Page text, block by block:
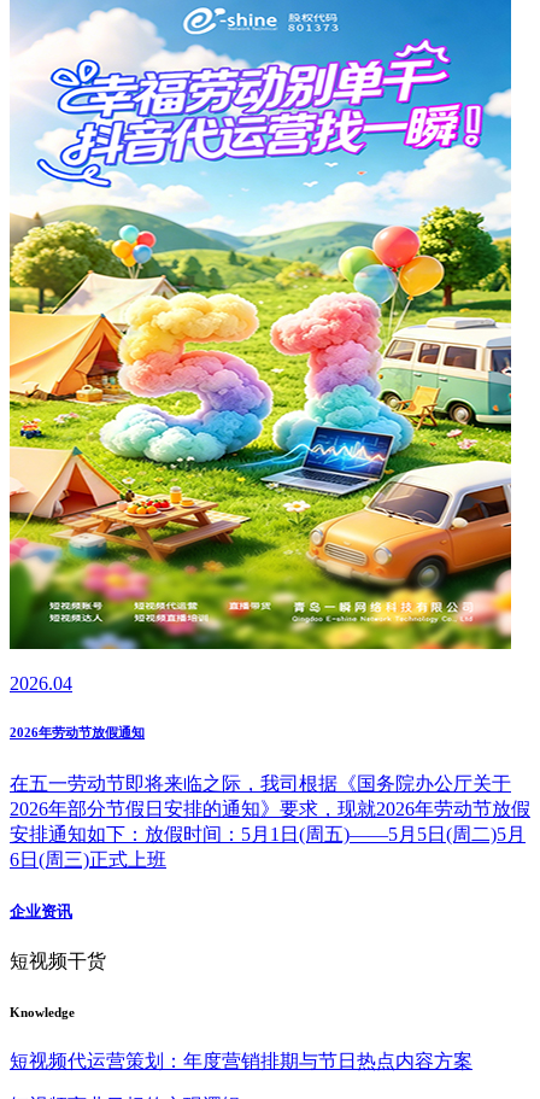
2026.04
2026年劳动节放假通知
在五一劳动节即将来临之际，我司根据《国务院办公厅关于
2026年部分节假日安排的通知》要求，现就2026年劳动节放假
安排通知如下：放假时间：5月1日(周五)——5月5日(周二)5月
6日(周三)正式上班
企业资讯
短视频干货
Knowledge
短视频代运营策划：年度营销排期与节日热点内容方案